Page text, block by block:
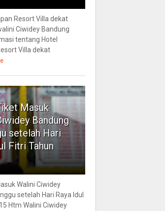
Resort Villa dekat
Ciwidey Bandung
tentang Hotel
Villa dekat
Masuk
Bandung
setelah Hari
Fitri Tahun
Walini Ciwidey
setelah Hari Raya Idul
Htm Walini Ciwidey